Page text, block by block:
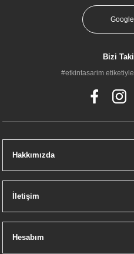
Bizi
#etkintasarim
Hakkımızda
İletişim
Hesabım